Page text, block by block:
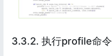
3.3.2. 执行profile命令